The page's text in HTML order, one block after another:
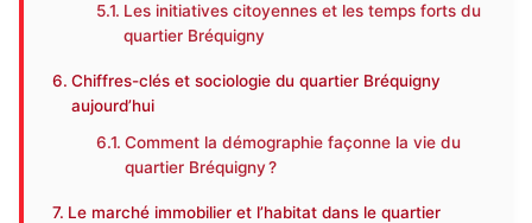
Les initiatives citoyennes et les temps forts du
quartier Bréquigny
Chiffres-clés et sociologie du quartier Bréquigny
aujourd’hui
Comment la démographie façonne la vie du
quartier Bréquigny ?
Le marché immobilier et l’habitat dans le quartier